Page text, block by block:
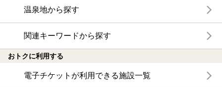
温泉地から探す
関連キーワードから探す
おトクに利用する
電子チケットが利用できる施設一覧